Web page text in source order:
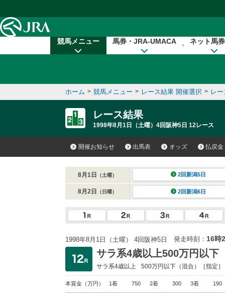
競馬メニュー 馬券・JRA-UMACA ネット馬
ホーム > 競馬メニュー > レース結果 開催選択 > レ
レース結果
1998年8月1日（土曜）4回阪神5日 12レース
開催お知らせ 出馬表 オッズ 払戻金
8月1日 （土曜） 2回新潟5日
8月2日 （日曜） 2回新潟6日
1998年8月1日（土曜） 4回阪神5日 発走時刻： 16時
サラ系4歳以上500万円以下
サラ系4歳以上 500万円以下 （混合）［指定］
本賞金 （万円） 1着 750 2着 300 3着 190